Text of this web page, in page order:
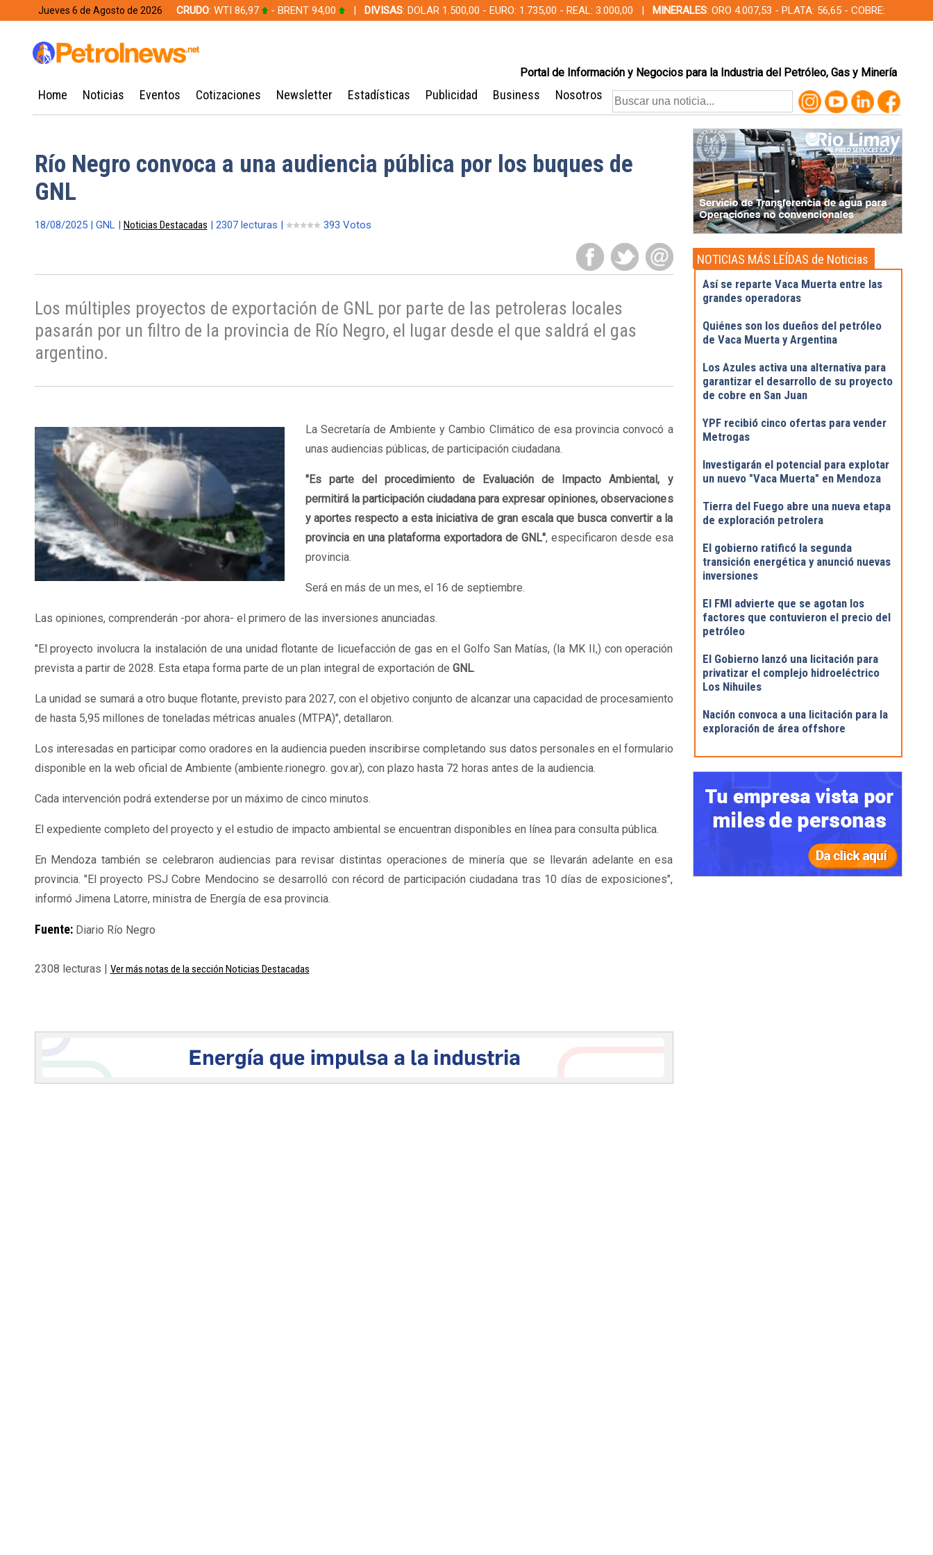
Jueves 6 de Agosto de 2026 CRUDO: WTI 86,97 - BRENT 94,00 | DIVISAS: DOLAR 1.500,00 - EURO: 1.735,00 - REAL: 3.000,00 | MINERALES: ORO 4.007,53 - PLATA: 56,65 - COBRE:
Portal de Información y Negocios para la Industria del Petróleo, Gas y Minería
Home Noticias Eventos Cotizaciones Newsletter Estadísticas Publicidad Business Nosotros
Río Negro convoca a una audiencia pública por los buques de
GNL
18/08/2025 | GNL | Noticias Destacadas | 2307 lecturas | 393 Votos
Los múltiples proyectos de exportación de GNL por parte de las petroleras locales
pasarán por un filtro de la provincia de Río Negro, el lugar desde el que saldrá el gas
argentino.
La Secretaría de Ambiente y Cambio Climático de esa provincia convocó a
unas audiencias públicas, de participación ciudadana.
"Es parte del procedimiento de Evaluación de Impacto Ambiental, y
permitirá la participación ciudadana para expresar opiniones, observaciones
y aportes respecto a esta iniciativa de gran escala que busca convertir a la
provincia en una plataforma exportadora de GNL", especificaron desde esa
provincia.
Será en más de un mes, el 16 de septiembre.
Las opiniones, comprenderán -por ahora- el primero de las inversiones anunciadas.
"El proyecto involucra la instalación de una unidad flotante de licuefacción de gas en el Golfo San Matías, (la MK II,) con operación
prevista a partir de 2028. Esta etapa forma parte de un plan integral de exportación de GNL.
La unidad se sumará a otro buque flotante, previsto para 2027, con el objetivo conjunto de alcanzar una capacidad de procesamiento
de hasta 5,95 millones de toneladas métricas anuales (MTPA)", detallaron.
Los interesadas en participar como oradores en la audiencia pueden inscribirse completando sus datos personales en el formulario
disponible en la web oficial de Ambiente (ambiente.rionegro. gov.ar), con plazo hasta 72 horas antes de la audiencia.
Cada intervención podrá extenderse por un máximo de cinco minutos.
El expediente completo del proyecto y el estudio de impacto ambiental se encuentran disponibles en línea para consulta pública.
En Mendoza también se celebraron audiencias para revisar distintas operaciones de minería que se llevarán adelante en esa
provincia. "El proyecto PSJ Cobre Mendocino se desarrolló con récord de participación ciudadana tras 10 días de exposiciones",
informó Jimena Latorre, ministra de Energía de esa provincia.
Fuente:Diario Río Negro
2308 lecturas | Ver más notas de la sección Noticias Destacadas
NOTICIAS MÁS LEÍDAS de Noticias
Destacadas
Así se reparte Vaca Muerta entre las
grandes operadoras
Quiénes son los dueños del petróleo
de Vaca Muerta y Argentina
Los Azules activa una alternativa para
garantizar el desarrollo de su proyecto
de cobre en San Juan
YPF recibió cinco ofertas para vender
Metrogas
Investigarán el potencial para explotar
un nuevo "Vaca Muerta" en Mendoza
Tierra del Fuego abre una nueva etapa
de exploración petrolera
El gobierno ratificó la segunda
transición energética y anunció nuevas
inversiones
El FMI advierte que se agotan los
factores que contuvieron el precio del
petróleo
El Gobierno lanzó una licitación para
privatizar el complejo hidroeléctrico
Los Nihuiles
Nación convoca a una licitación para la
exploración de área offshore